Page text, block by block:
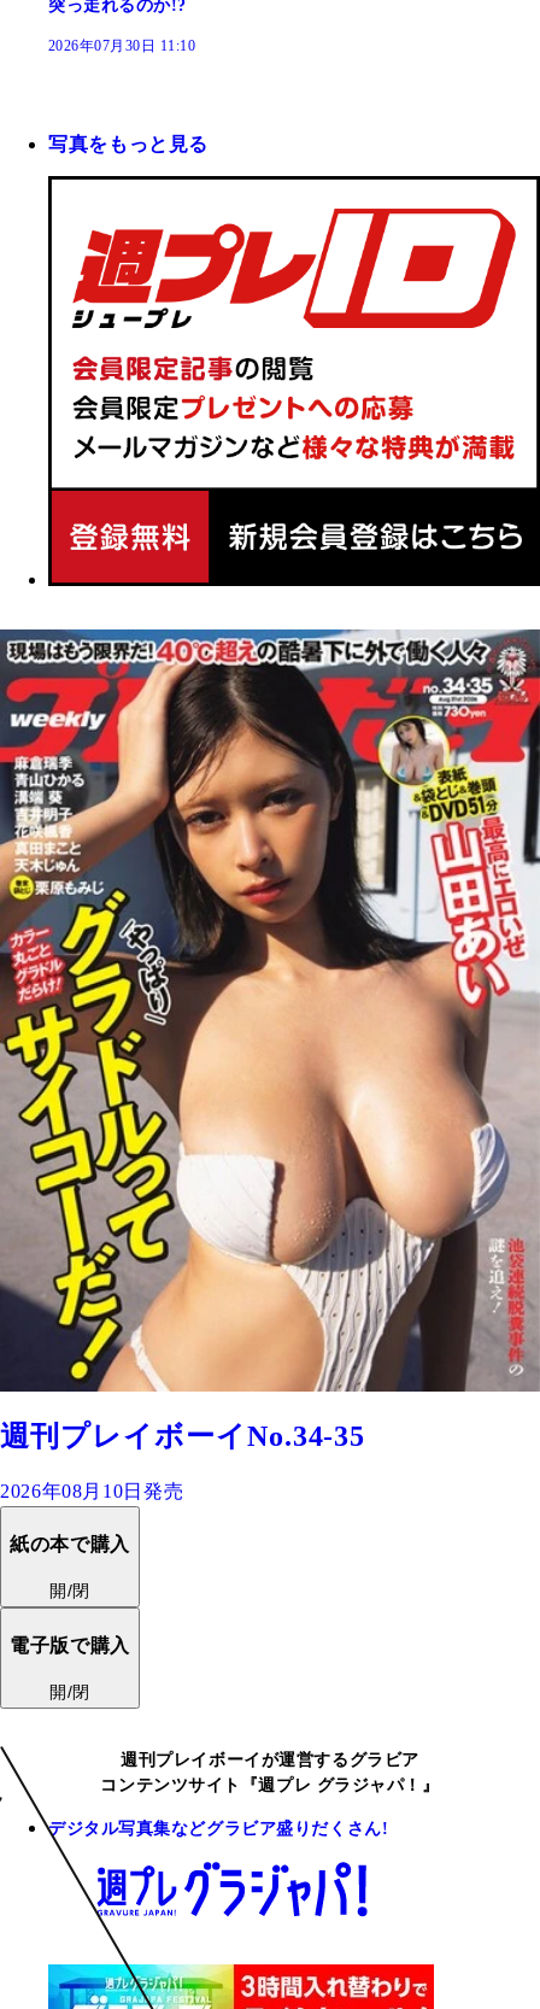
突っ走れるのか!?
2026年07月30日 11:10
写真をもっと見る
週刊プレイボーイNo.34-35
2026年08月10日発売
紙の本で購入
開/閉
電子版で購入
開/閉
週刊プレイボーイが運営するグラビア
コンテンツサイト『週プレ グラジャパ！』
デジタル写真集などグラビア盛りだくさん!